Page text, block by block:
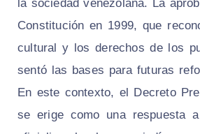
la sociedad venezolana. La
Constitución en 1999, que
cultural y los derechos de los
sentó las bases para futuras
En este contexto, el Decreto
se erige como una respuesta